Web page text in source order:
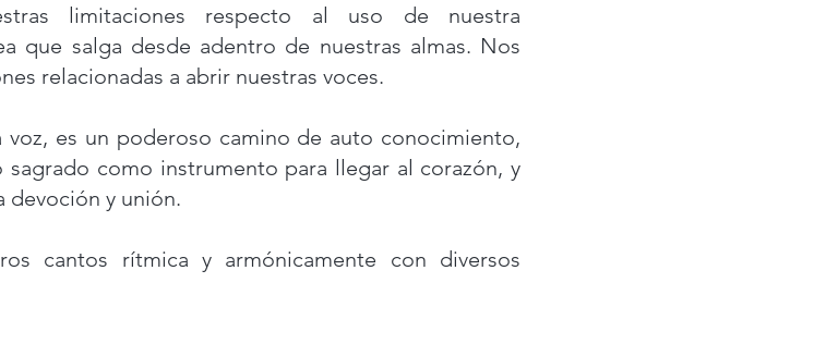
limitaciones respecto al uso de nuestra
que salga desde adentro de nuestras almas. Nos
relacionadas a abrir nuestras voces.
es un poderoso camino de auto conocimiento,
como instrumento para llegar al corazón, y
devoción y unión.
cantos rítmica y armónicamente con diversos